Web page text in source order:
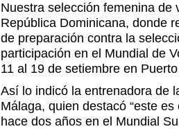
Nuestra selección femenina de
República Dominicana, donde
de preparación contra la
participación en el Mundial de
11 al 19 de setiembre en
Así lo indicó la entrenadora de
Málaga, quien destacó “este
hace dos años en el Mundial